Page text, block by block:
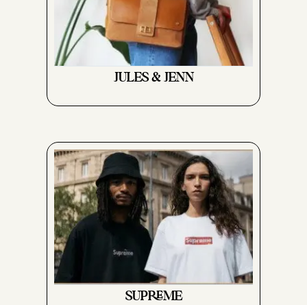
JULES & JENN
SUPREME